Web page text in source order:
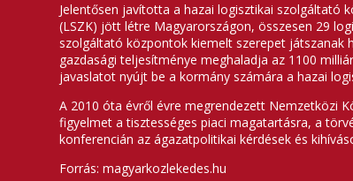
Jelentősen javította a hazai logisztikai szolgáltató
(LSZK) jött létre Magyarországon, összesen 29
szolgáltató központok kiemelt szerepet játszanak
gazdasági teljesítménye meghaladja az 1100
javaslatot nyújt be a kormány számára a hazai
A 2010 óta évről évre megrendezett Nemzetközi
figyelmet a tisztességes piaci magatartásra, a
konferencián az ágazatpolitikai kérdések és
Forrás: magyarkozlekedes.hu